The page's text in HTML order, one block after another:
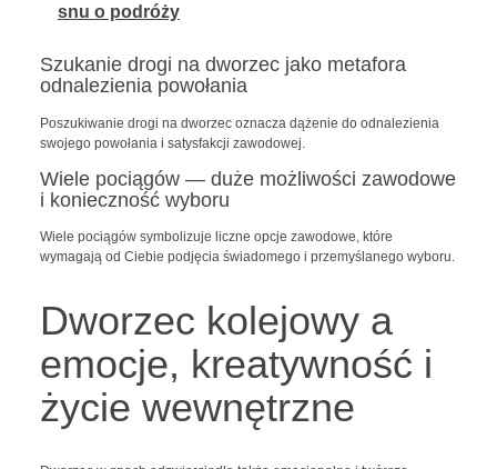
snu o podróży
Szukanie drogi na dworzec jako metafora
odnalezienia powołania
Poszukiwanie drogi na dworzec oznacza dążenie do odnalezienia
swojego powołania i satysfakcji zawodowej.
Wiele pociągów — duże możliwości zawodowe
i konieczność wyboru
Wiele pociągów symbolizuje liczne opcje zawodowe, które
wymagają od Ciebie podjęcia świadomego i przemyślanego wyboru.
Dworzec kolejowy a
emocje, kreatywność i
życie wewnętrzne